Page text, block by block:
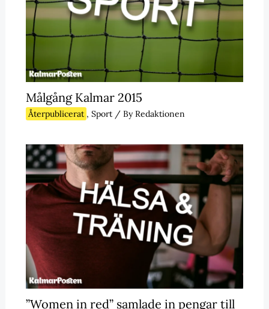
Målgång Kalmar 2015
Återpublicerat , Sport/ ByRedaktionen
”Women in red” samlade in pengar till